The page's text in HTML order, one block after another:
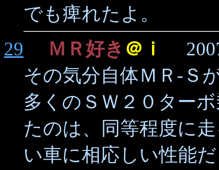
でも痺れたよ。
29
ＭＲ好き ＠ｉ
その気分自体ＭＲ-Ｓ
多くのＳＷ２０ター
たのは、同等程度に
い車に相応しい性能